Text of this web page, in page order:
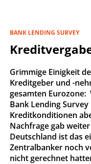
BANK LENDING SURVEY
Grimmige Einigkeit
Kreditgeber und -
gesamten Eurozone:
Bank Lending
Kreditkonditionen
Nachfrage gab
Deutschland ist das
Zentralbanker noch
nicht gerechnet